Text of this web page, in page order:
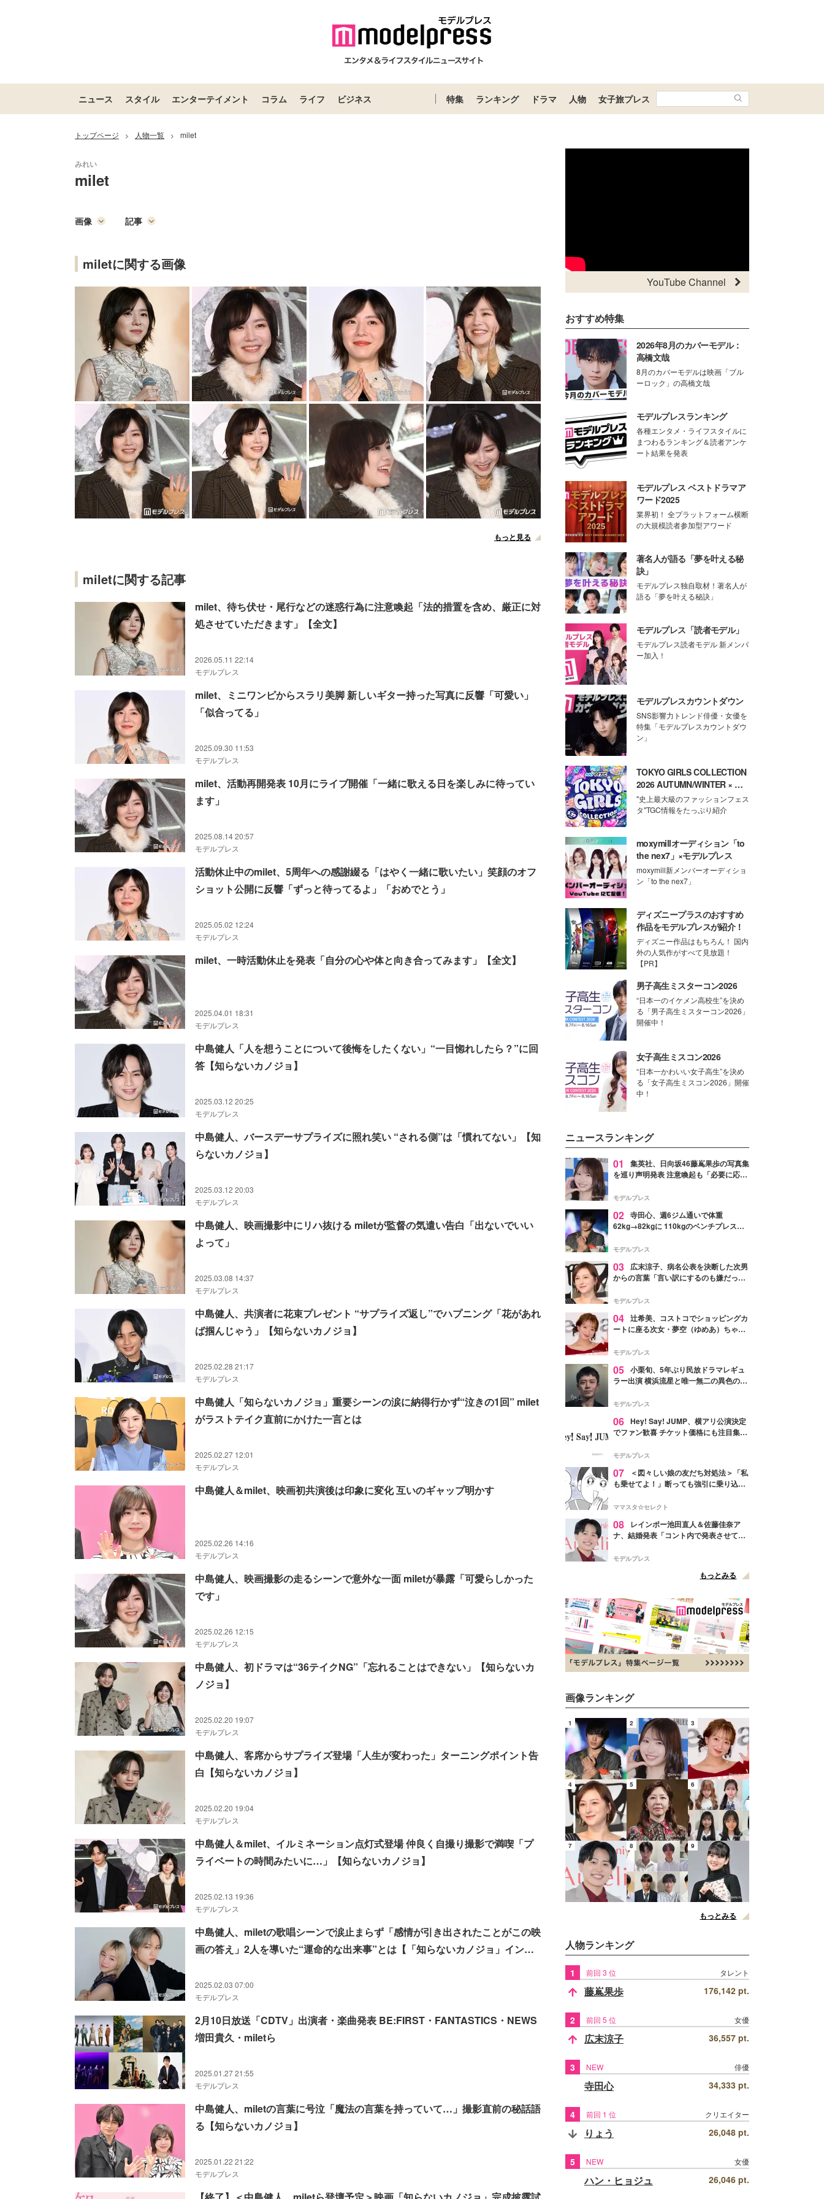
ニュース スタイル エンターテイメント コラム ライフ ビジネス 特集 ランキング ドラマ 人物 女子旅プレス
トップページ > 人物一覧 > milet
milet
画像 記事
miletに関する画像
もっと見る
miletに関する記事
milet、待ち伏せ・尾行などの迷惑行為に注意喚起「法的措置を含め、厳正に対
処させていただきます」【全文】
2026.05.11 22:14
モデルプレス
milet、ミニワンピからスラリ美脚 新しいギター持った写真に反響「可愛い」
「似合ってる」
2025.09.30 11:53
モデルプレス
milet、活動再開発表 10月にライブ開催「一緒に歌える日を楽しみに待ってい
ます」
2025.08.14 20:57
モデルプレス
活動休止中のmilet、5周年への感謝綴る「はやく一緒に歌いたい」笑顔のオフ
ショット公開に反響「ずっと待ってるよ」「おめでとう」
2025.05.02 12:24
モデルプレス
milet、一時活動休止を発表「自分の心や体と向き合ってみます」【全文】
2025.04.01 18:31
モデルプレス
中島健人「人を想うことについて後悔をしたくない」“一目惚れしたら？”に回
答【知らないカノジョ】
2025.03.12 20:25
モデルプレス
中島健人、バースデーサプライズに照れ笑い “される側”は「慣れてない」【知
らないカノジョ】
2025.03.12 20:03
モデルプレス
中島健人、映画撮影中にリハ抜ける miletが監督の気遣い告白「出ないでいい
よって」
2025.03.08 14:37
モデルプレス
中島健人、共演者に花束プレゼント “サプライズ返し”でハプニング「花があれ
ば掴んじゃう」【知らないカノジョ】
2025.02.28 21:17
モデルプレス
中島健人「知らないカノジョ」重要シーンの涙に納得行かず“泣きの1回” milet
がラストテイク直前にかけた一言とは
2025.02.27 12:01
モデルプレス
中島健人＆milet、映画初共演後は印象に変化 互いのギャップ明かす
2025.02.26 14:16
モデルプレス
中島健人、映画撮影の走るシーンで意外な一面 miletが暴露「可愛らしかった
です」
2025.02.26 12:15
モデルプレス
中島健人、初ドラマは“36テイクNG”「忘れることはできない」【知らないカ
ノジョ】
2025.02.20 19:07
モデルプレス
中島健人、客席からサプライズ登場「人生が変わった」ターニングポイント告
白【知らないカノジョ】
2025.02.20 19:04
モデルプレス
中島健人＆milet、イルミネーション点灯式登場 仲良く自撮り撮影で満喫「プ
ライベートの時間みたいに…」【知らないカノジョ】
2025.02.13 19:36
モデルプレス
中島健人、miletの歌唱シーンで涙止まらず「感情が引き出されたことがこの映
画の答え」2人を導いた“運命的な出来事”とは【「知らないカノジョ」インタ
2025.02.03 07:00
モデルプレス
2月10日放送「CDTV」出演者・楽曲発表 BE:FIRST・FANTASTICS・NEWS
増田貴久・miletら
2025.01.27 21:55
モデルプレス
中島健人、miletの言葉に号泣「魔法の言葉を持っていて…」撮影直前の秘話語
る【知らないカノジョ】
2025.01.22 21:22
モデルプレス
YouTube Channel
おすすめ特集
2026年8月のカバーモデル：
高橋文哉
8月のカバーモデルは映画「ブル
ーロック」の高橋文哉
モデルプレスランキング
各種エンタメ・ライフスタイルに
まつわるランキング＆読者アンケ
ート結果を発表
モデルプレス ベストドラマア
ワード2025
業界初！ 全プラットフォーム横断
の大規模読者参加型アワード
著名人が語る「夢を叶える秘
訣」
モデルプレス独自取材！著名人が
語る「夢を叶える秘訣」
モデルプレス「読者モデル」
モデルプレス読者モデル 新メンバ
ー加入！
モデルプレスカウントダウン
SNS影響力トレンド俳優・女優を
特集「モデルプレスカウントダウ
ン」
TOKYO GIRLS COLLECTION
2026 AUTUMN/WINTER × モ
デルプレス
"史上最大級のファッションフェス
タ"TGC情報をたっぷり紹介
moxymillオーディション「to
the nex7」×モデルプレス
moxymill新メンバーオーディショ
ン「to the nex7」
ディズニープラスのおすすめ
作品をモデルプレスが紹介！
ディズニー作品はもちろん！ 国内
外の人気作がすべて見放題！
【PR】
男子高生ミスターコン2026
“日本一のイケメン高校生”を決め
る「男子高生ミスターコン2026」
開催中！
女子高生ミスコン2026
“日本一かわいい女子高生”を決め
る「女子高生ミスコン2026」開催
中！
ニュースランキング
01
集英社、日向坂46藤嶌果歩の写真集
を巡り声明発表 注意喚起も「必要に応じ
モデルプレス
02 寺田心、週6ジム通いで体重
62kg→82kgに 110kgのベンチプレス持
「かっこいい」と反響
モデルプレス
03
広末涼子、病名公表を決断した次男
からの言葉「言い訳にするのも嫌だっ
モデルプレス
04 辻希美、コストコでショッピングカ
ートに座る次女・夢空（ゆめあ）ちゃん
ぎ」「成長を感じる」の声
モデルプレス
05 小栗旬、5年ぶり民放ドラマレギュ
ラー出演 横浜流星と唯一無二の異色のバ
モデルプレス
06 Hey! Say! JUMP、横アリ公演決定
でファン歓喜 チケット価格にも注目集ま
モデルプレス
07
＜図々しい娘の友だち対処法＞「私
も乗せてよ！」断っても強引に乗り込ん
ママスタ☆セレクト
08
レインボー池田直人＆佐藤佳奈ア
ナ、結婚発表「コント内で発表させてい
点変更のため
モデルプレス
もっとみる
画像ランキング
1 2 3
4 5 6
7 8 9
もっとみる
人物ランキング
1 前回 3 位 タレント
藤嶌果歩 176,142 pt.
2 前回 5 位 女優
広末涼子 36,557 pt.
3 NEW 俳優
寺田心 34,333 pt.
4 前回 1 位 クリエイター
りょう 26,048 pt.
5 NEW 女優
ハン・ヒョジュ 26,046 pt.